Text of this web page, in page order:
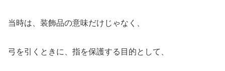
当時は、装飾品の意味だけじゃなく、
弓を引くときに、指を保護する目的として、